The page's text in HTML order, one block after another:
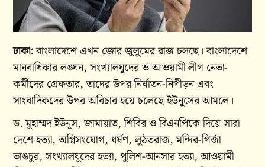
ঢাকা:বাংলাদেশে এখন জোর জুলুমের রাজ চলছে। বাংলাদেশে
মানবাধিকার লঙ্ঘন, সংখ্যালঘুদের ও আওয়ামী লীগ নেতা-
কর্মীদের গ্রেফতার, তাদের উপর নির্যাতন-নিপীড়ন এবং
সাংবাদিকদের উপর অবিচার হয়ে চলেছে ইউনূসের আমলে।
ড. মুহাম্মদ ইউনূস, জামায়াত, শিবির ও বিএনপিকে দিয়ে সারা
দেশে হত্যা, অগ্নিসংযোগ, ধর্ষণ, লুঠতরাজ, মন্দির-গির্জা
ভাঙচুর, সংখ্যালঘুদের হত্যা, পুলিশ-আনসার হত্যা, আওয়ামী